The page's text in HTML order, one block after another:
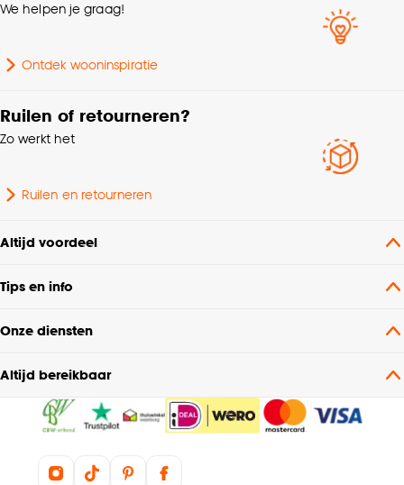
We helpen je graag!
Ontdek wooninspiratie
Ruilen of retourneren?
Zo werkt het
Ruilen en retourneren
Altijd voordeel
Tips en info
Onze diensten
Altijd bereikbaar